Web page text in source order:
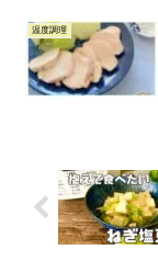
温度調理